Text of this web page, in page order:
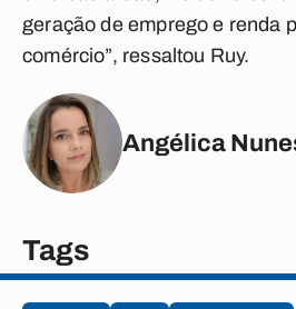
geração de emprego e renda
comércio”, ressaltou Ruy.
Angélica
Tags